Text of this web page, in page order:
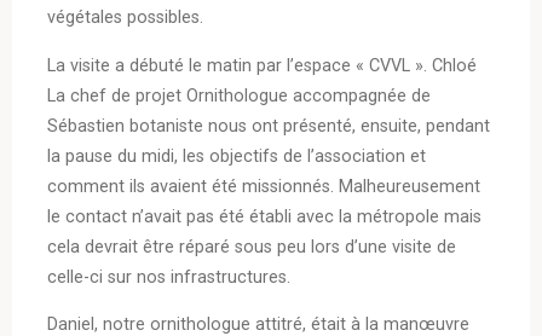
végétales possibles.
La visite a débuté le matin par l’espace « CVVL ». Chloé
La chef de projet Ornithologue accompagnée de
Sébastien botaniste nous ont présenté, ensuite, pendant
la pause du midi, les objectifs de l’association et
comment ils avaient été missionnés. Malheureusement
le contact n’avait pas été établi avec la métropole mais
cela devrait être réparé sous peu lors d’une visite de
celle-ci sur nos infrastructures.
Daniel, notre ornithologue attitré, était à la manœuvre